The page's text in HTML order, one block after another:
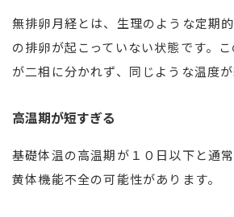
無排卵月経とは、生理のような定期
の排卵が起こっていない状態です。
が二相に分かれず、同じような温度が
高温期が短すぎる
基礎体温の高温期が１０日以下と通常
黄体機能不全の可能性があります。